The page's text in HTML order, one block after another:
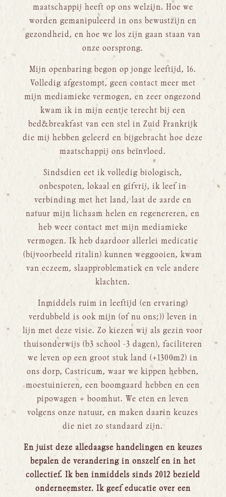
maatschappij heeft op ons welzijn. Hoe we
worden gemanipuleerd in ons bewustzijn en
gezondheid, en hoe we los zijn gaan staan van
onze oorsprong.
Mijn openbaring begon op jonge leeftijd, 16.
Volledig afgestompt, geen contact meer met
mijn mediamieke vermogen, en zeer ongezond
kwam ik in mijn eentje terecht bij een
bed&breakfast van een stel in Zuid Frankrijk
die mij hebben geleerd en bijgebracht hoe deze
maatschappij ons beïnvloed.
Sindsdien eet ik volledig biologisch,
onbespoten, lokaal en gifvrij, ik leef in
verbinding met het land, laat de aarde en
natuur mijn lichaam helen en regenereren, en
heb weer contact met mijn mediamieke
vermogen. Ik heb daardoor allerlei medicatie
(bijvoorbeeld ritalin) kunnen weggooien, kwam
van eczeem, slaapproblematiek en vele andere
klachten.
Inmiddels ruim in leeftijd (en ervaring)
verdubbeld is ook mijn (of nu ons;)) leven in
lijn met deze visie. Zo kiezen wij als gezin voor
thuisonderwijs (b3 school -3 dagen), faciliteren
we leven op een groot stuk land (+1300m2) in
ons dorp, Castricum, waar we kippen hebben,
moestuinieren, een boomgaard hebben en een
pipowagen + boomhut. We eten en leven
volgens onze natuur, en maken daarin keuzes
die niet zo standaard zijn.
En juist deze alledaagse handelingen en keuzes
bepalen de verandering in onszelf en in het
collectief. Ik ben inmiddels sinds 2012 bezield
onderneemster. Ik geef educatie over een